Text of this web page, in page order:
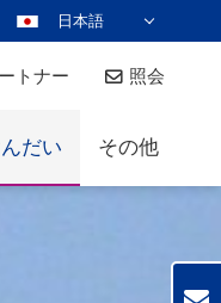
日本語
トナー 照会
だい その他